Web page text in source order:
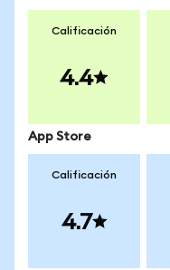
Calificación
4.4
App Store
Calificación
4.7